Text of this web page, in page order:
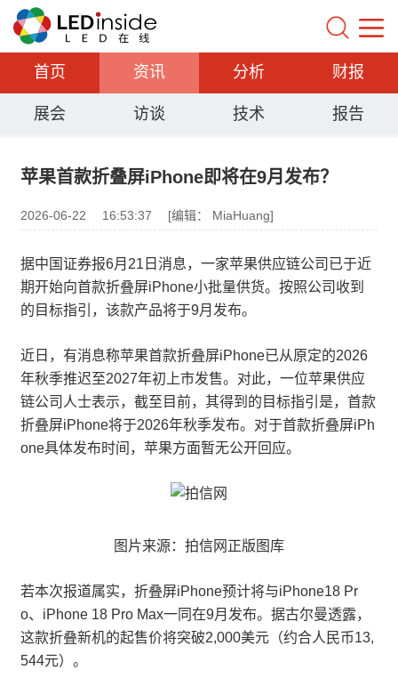
首页 资讯 分析 财报
展会 访谈 技术 报告
苹果首款折叠屏iPhone即将在9月发布？
2026-06-22 16:53:37 [编辑： MiaHuang]
据中国证券报6月21日消息，一家苹果供应链公司已于近
期开始向首款折叠屏iPhone小批量供货。按照公司收到
的目标指引，该款产品将于9月发布。
近日，有消息称苹果首款折叠屏iPhone已从原定的2026
年秋季推迟至2027年初上市发售。对此，一位苹果供应
链公司人士表示，截至目前，其得到的目标指引是，首款
折叠屏iPhone将于2026年秋季发布。对于首款折叠屏iPh
one具体发布时间，苹果方面暂无公开回应。
图片来源：拍信网正版图库
若本次报道属实，折叠屏iPhone预计将与iPhone18 Pr
o、iPhone 18 Pro Max一同在9月发布。据古尔曼透露，
这款折叠新机的起售价将突破2,000美元（约合人民币13,
544元）。